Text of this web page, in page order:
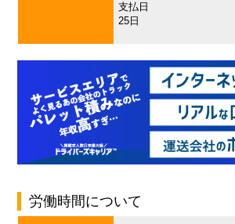
支払日
25日
労働時間について